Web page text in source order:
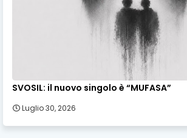
SVOSIL: il nuovo singolo è “MUFASA”
Luglio 30, 2026